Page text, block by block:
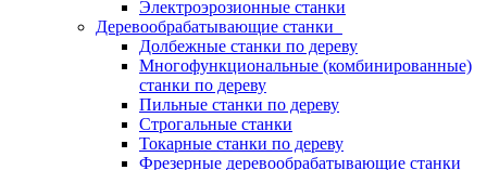
Электроэрозионные станки
Деревообрабатывающие станки
Долбежные станки по дереву
Многофункциональные (комбинированные)
станки по дереву
Пильные станки по дереву
Строгальные станки
Токарные станки по дереву
Фрезерные деревообрабатывающие станки